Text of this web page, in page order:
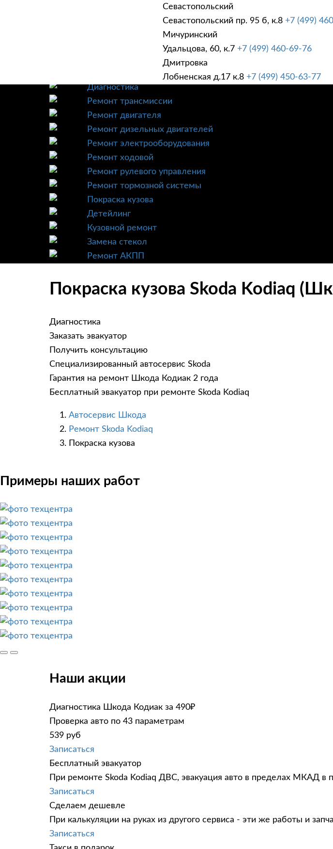
Севастопольский
Севастопольский пр. 95 б, к.8 +7 (499)
Мичуринский
Удальцова, 60, к.7 +7 (499) 460-69-76
Дмитровка
Лобненская д.17 к.8 +7 (499) 450-63-77
УСЛУГИ
Техническое обслуживание
Диагностика
Ремонт трансмиссии
Ремонт двигателя
Ремонт дизельных двигателей
Ремонт электрооборудования
Ремонт ходовой
Ремонт рулевого управления
Ремонт тормозной системы
Покраска кузова
Детейлинг
Кузовной ремонт
Замена стекол
Ремонт АКПП
Покраска кузова Skoda Kodiaq
Диагностика
Заказать эвакуатор
Получить консультацию
Специализированный автосервис Skoda
Гарантия на ремонт Шкода Кодиак 2 года
Бесплатный эвакуатор при ремонте Skoda Kodiaq
Автосервис Шкода
Ремонт Skoda Kodiaq
Покраска кузова
Примеры наших работ
Наши акции
Диагностика Шкода Кодиак за 490₽
Проверка авто по 43 параметрам
539 руб
Записаться
Бесплатный эвакуатор
При ремонте Skoda Kodiaq ДВС, эвакуация авто в пределах МКАД в
Записаться
Сделаем дешевле
При калькуляции на руках из другого сервиса - эти же работы и
Записаться